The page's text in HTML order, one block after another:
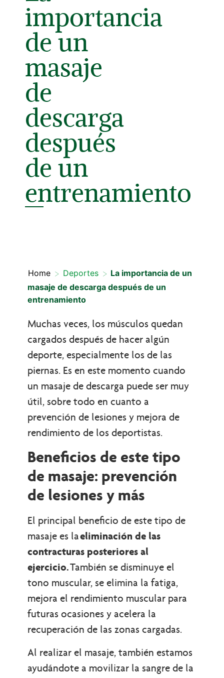
importancia
de un
masaje
de
descarga
después
de un
entrenamiento
Home > Deportes > La importancia de un
masaje de descarga después de un
entrenamiento
Muchas veces, los músculos quedan
cargados después de hacer algún
deporte, especialmente los de las
piernas. Es en este momento cuando
un masaje de descarga puede ser muy
útil, sobre todo en cuanto a
prevención de lesiones y mejora de
rendimiento de los deportistas.
Beneficios de este tipo
de masaje: prevención
de lesiones y más
El principal beneficio de este tipo de
masaje es laeliminación de las
contracturas posteriores al
ejercicio.También se disminuye el
tono muscular, se elimina la fatiga,
mejora el rendimiento muscular para
futuras ocasiones y acelera la
recuperación de las zonas cargadas.
Al realizar el masaje, también estamos
ayudándote a movilizar la sangre de la